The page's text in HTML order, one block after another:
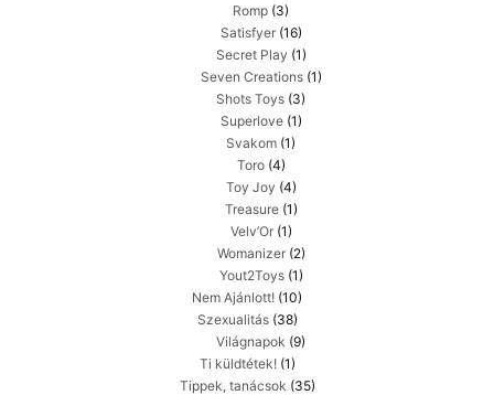
Romp (3)
Satisfyer(16)
Secret Play (1)
Seven Creations(1)
Shots Toys (3)
Superlove(1)
Svakom (1)
Toro(4)
Toy Joy (4)
Treasure(1)
Velv’Or(1)
Womanizer(2)
Yout2Toys(1)
Nem Ajánlott! (10)
Szexualitás(38)
Világnapok (9)
Ti küldtétek!(1)
Tippek, tanácsok (35)